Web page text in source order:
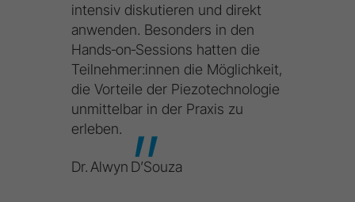
intensiv diskutieren und direkt
anwenden. Besonders in den
Hands‑on‑Sessions hatten die
Teilnehmer:innen die Möglichkeit,
die Vorteile der Piezotechnologie
unmittelbar in der Praxis zu
erleben.
Dr. Alwyn D’Souza